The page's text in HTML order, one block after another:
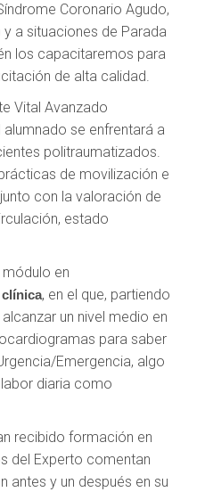
Coronario Agudo,
y a situaciones de Parada
los capacitaremos para
de alta calidad.
Vital Avanzado
se enfrentará a
politraumatizados.
de movilización e
con la valoración de
estado
en
, en el que, partiendo
un nivel medio en
para saber
Emergencia, algo
diaria como
recibido formación en
del Experto comentan
antes y un después en su